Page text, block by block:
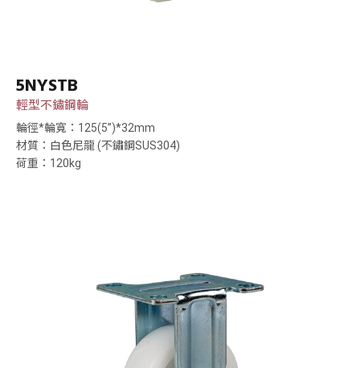
5NYSTB
輕型不鏽鋼輪
輪徑*輪寬：125(5”)*32mm
材質：白色尼龍 (不鏽鋼SUS304)
荷重：120kg